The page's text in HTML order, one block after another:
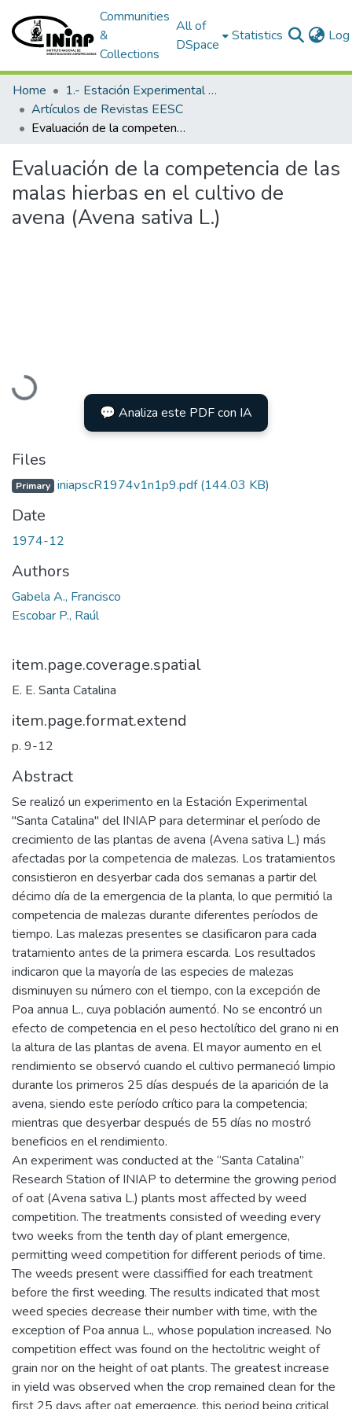
Communities
&
Collections
All of
DSpace
Statistics
Home
1.- Estación Experimental Santa Catalina
Artículos de Revistas EESC
Evaluación de la competencia de las malas hierbas en el cultivo de avena (Avena sativa L.)
Evaluación de la competencia de las
malas hierbas en el cultivo de
avena (Avena sativa L.)
Loading...
💬 Analiza este PDF con IA
Files
Primary iniapscR1974v1n1p9.pdf(144.03 KB)
Date
1974-12
Authors
Gabela A., Francisco
Escobar P., Raúl
item.page.coverage.spatial
E. E. Santa Catalina
item.page.format.extend
p. 9-12
Abstract
Se realizó un experimento en la Estación Experimental
"Santa Catalina" del INIAP para determinar el período de
crecimiento de las plantas de avena (Avena sativa L.) más
afectadas por la competencia de malezas. Los tratamientos
consistieron en desyerbar cada dos semanas a partir del
décimo día de la emergencia de la planta, lo que permitió la
competencia de malezas durante diferentes períodos de
tiempo. Las malezas presentes se clasificaron para cada
tratamiento antes de la primera escarda. Los resultados
indicaron que la mayoría de las especies de malezas
disminuyen su número con el tiempo, con la excepción de
Poa annua L., cuya población aumentó. No se encontró un
efecto de competencia en el peso hectolítico del grano ni en
la altura de las plantas de avena. El mayor aumento en el
rendimiento se observó cuando el cultivo permaneció limpio
durante los primeros 25 días después de la aparición de la
avena, siendo este período crítico para la competencia;
mientras que desyerbar después de 55 días no mostró
beneficios en el rendimiento.
An experiment was conducted at the “Santa Catalina”
Research Station of INIAP to determine the growing period
of oat (Avena sativa L.) plants most affected by weed
competition. The treatments consisted of weeding every
two weeks from the tenth day of plant emergence,
permitting weed competition for different periods of time.
The weeds present were classiffied for each treatment
before the first weeding. The results indicated that most
weed species decrease their number with time, with the
exception of Poa annua L., whose population increased. No
competition effect was found on the hectolitric weight of
grain nor on the height of oat plants. The greatest increase
in yield was observed when the crop remained clean for the